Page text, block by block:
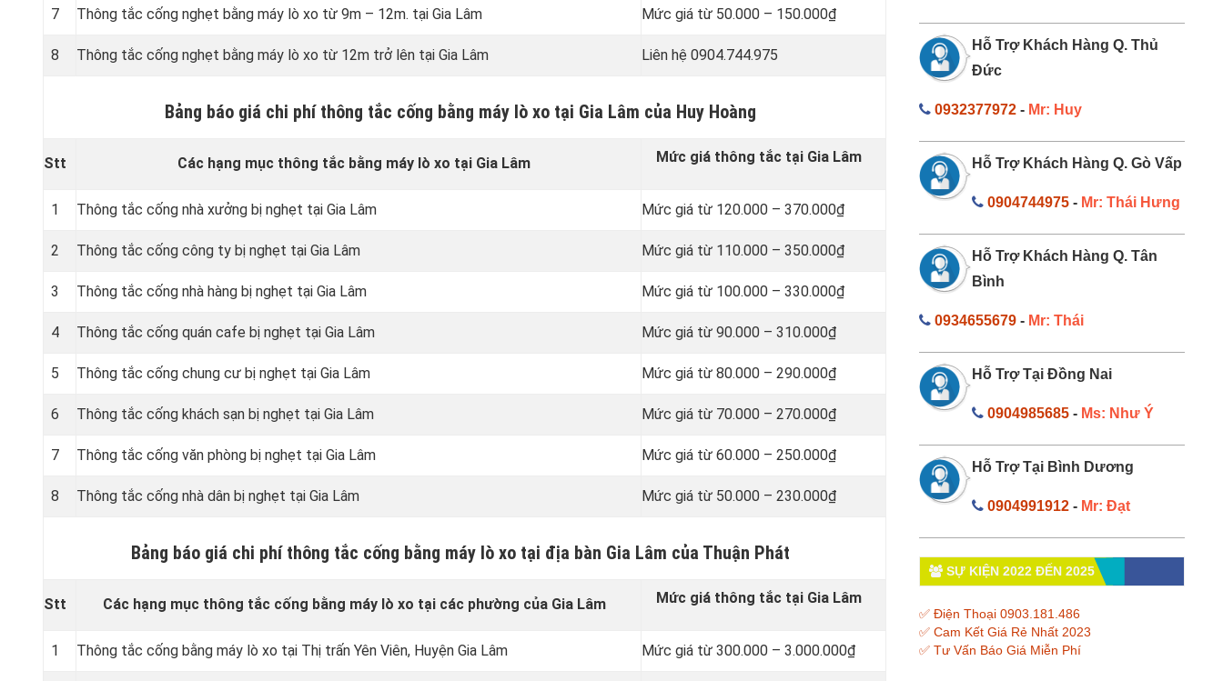
7 Thông tắc cống nghẹt bằng máy lò xo từ 9m – 12m. tại Gia Lâm Mức giá từ 50.000 – 150.000₫
8 Thông tắc cống nghẹt bằng máy lò xo từ 12m trở lên tại Gia Lâm Liên hệ 0904.744.975
Bảng báo giá chi phí thông tắc cống bằng máy lò xo tại Gia Lâm của Huy Hoàng
Stt Các hạng mục thông tắc bằng máy lò xo tại Gia Lâm Mức giá thông tắc tại Gia Lâm
1 Thông tắc cống nhà xưởng bị nghẹt tại Gia Lâm Mức giá từ 120.000 – 370.000₫
2 Thông tắc cống công ty bị nghẹt tại Gia Lâm Mức giá từ 110.000 – 350.000₫
3 Thông tắc cống nhà hàng bị nghẹt tại Gia Lâm Mức giá từ 100.000 – 330.000₫
4 Thông tắc cống quán cafe bị nghẹt tại Gia Lâm Mức giá từ 90.000 – 310.000₫
5 Thông tắc cống chung cư bị nghẹt tại Gia Lâm Mức giá từ 80.000 – 290.000₫
6 Thông tắc cống khách sạn bị nghẹt tại Gia Lâm Mức giá từ 70.000 – 270.000₫
7 Thông tắc cống văn phòng bị nghẹt tại Gia Lâm Mức giá từ 60.000 – 250.000₫
8 Thông tắc cống nhà dân bị nghẹt tại Gia Lâm Mức giá từ 50.000 – 230.000₫
Bảng báo giá chi phí thông tắc cống bằng máy lò xo tại địa bàn Gia Lâm của Thuận Phát
Stt Các hạng mục thông tắc cống bằng máy lò xo tại các phường của Gia Lâm Mức giá thông tắc tại Gia Lâm
1 Thông tắc cống bằng máy lò xo tại Thị trấn Yên Viên, Huyện Gia Lâm Mức giá từ 300.000 – 3.000.000₫
Hỗ Trợ Khách Hàng Q. Thủ
Đức
0932377972- Mr: Huy
Hỗ Trợ Khách Hàng Q. Gò Vấp
0904744975 - Mr: Thái Hưng
Hỗ Trợ Khách Hàng Q. Tân
Bình
0934655679- Mr: Thái
Hỗ Trợ Tại Đồng Nai
0904985685 - Ms: Như Ý
Hỗ Trợ Tại Bình Dương
0904991912 - Mr: Đạt
SỰ KIỆN 2022 ĐẾN 2025
✅ Điện Thoại 0903.181.486
✅ Cam Kết Giá Rẻ Nhất 2023
✅ Tư Vấn Báo Giá Miễn Phí